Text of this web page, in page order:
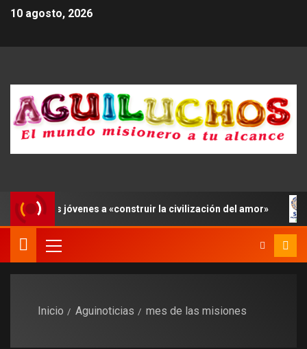
10 agosto, 2026
invita a los jóvenes a «construir la civilización del amor»
Inicio Aguinoticias mes de las misiones